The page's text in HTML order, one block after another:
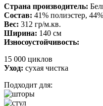
Страна производитель:
Состав: 41% полиэстер,
Вес: 312 гр/м.кв.
Ширина: 140 см
Износоустойчивость:
15 000 циклов
Уход: сухая чистка
Подходит для: